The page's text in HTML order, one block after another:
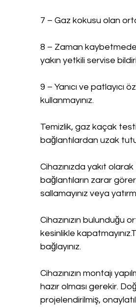
7 – Gaz kokusu olan
8 – Zaman
yakın yetkili servise
9 – Yanıcı ve patlayıcı
kullanmayınız.
Temizlik, gaz kaçak
bağlantılardan uzak
Cihazınızda yakıt
bağlantıların zarar
sallamayınız veya
Cihazınızın
kesinlikle
bağlayınız.
Cihazınızın montajı
hazır olması gerekir.
projelendirilmiş,